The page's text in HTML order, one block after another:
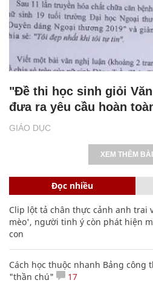
GIÁO DỤC
"Đề thi học sinh giỏi
đưa ra yêu cầu hoàn
XEM THÊM
Đọc nhiều
Clip lột tả chân thực cảnh anh trai
mèo', người tinh ý còn phát hiện
con
Cách học thuộc nhanh Bảng
"thần chú"
17